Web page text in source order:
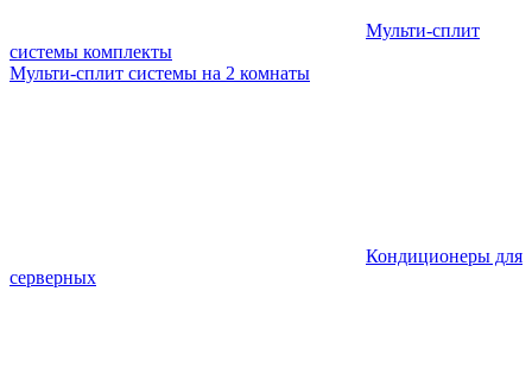
Мульти-сплит
системы комплекты
Мульти-сплит системы на 2 комнаты
Кондиционеры для
серверных